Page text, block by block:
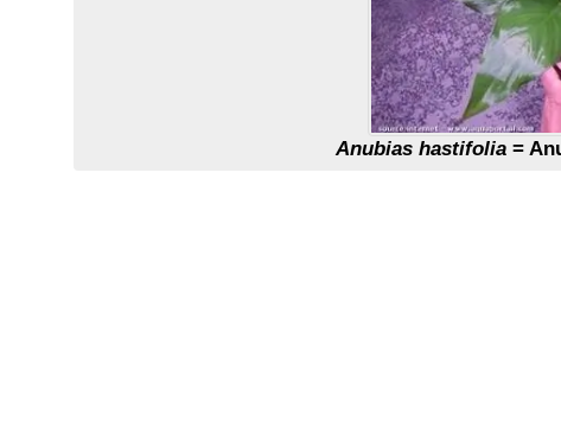
Anubias hastifolia =